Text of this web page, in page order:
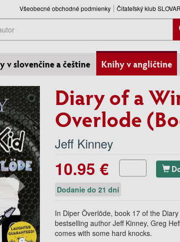
Všeobecné obchodné podmienky Čitateľský klub
v slovenčine a češtine Knihy v angličtine
Diary of a
Overlode
Jeff Kinney
10.95 €
Dodanie do 21 dní
In Diper Överlöde, book 17 of the
bestselling author Jeff Kinney, Greg
comes with some hard knocks.